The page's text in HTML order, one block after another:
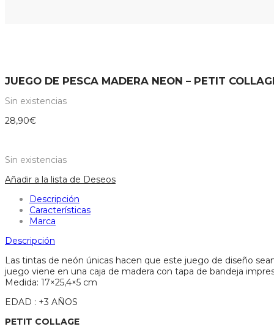
JUEGO DE PESCA MADERA NEON – PETIT
Sin existencias
28,90€
Sin existencias
Añadir a la lista de Deseos
Descripción
Características
Marca
Descripción
Las tintas de neón únicas hacen que este juego de diseño
juego viene en una caja de madera con tapa de bandeja
Medida: 17×25,4×5 cm
EDAD : +3 AÑOS
PETIT COLLAGE